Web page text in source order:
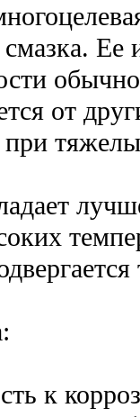
Ее
от
к